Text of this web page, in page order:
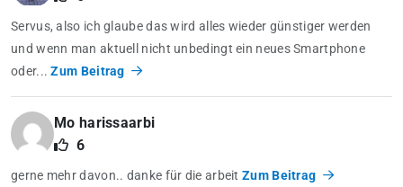
Servus, also ich glaube das wird alles wieder günstiger werden
und wenn man aktuell nicht unbedingt ein neues Smartphone
oder...Zum Beitrag
Mo harissaarbi
6
gerne mehr davon.. danke für die arbeit Zum Beitrag